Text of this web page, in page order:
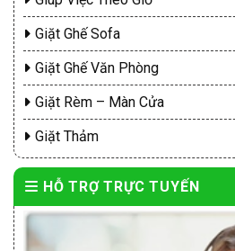
Giặt Ghế Sofa
Giặt Ghế Văn Phòng
Giặt Rèm – Màn Cửa
Giặt Thảm
HỖ TRỢ TRỰC TUYẾN